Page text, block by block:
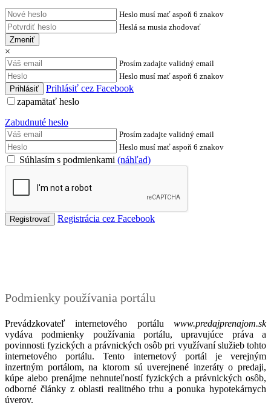
Heslo musí mať aspoň 6 znakov
Heslá sa musia zhodovať
Zmeniť
×
Prosím zadajte validný email
Heslo musí mať aspoň 6 znakov
Prihlásiť cez Facebook
zapamätať heslo
Zabudnuté heslo
Prosím zadajte validný email
Heslo musí mať aspoň 6 znakov
Súhlasím s podmienkami (náhľad)
Registrácia cez Facebook
Podmienky používania portálu
Prevádzkovateľ internetového portálu www.predajprenajom.sk
vydáva podmienky používania portálu, upravujúce práva a
povinnosti fyzických a právnických osôb pri využívaní služieb tohto
internetového portálu. Tento internetový portál je verejným
inzertným portálom, na ktorom sú uverejnené inzeráty o predaji,
kúpe alebo prenájme nehnuteľností fyzických a právnických osôb,
odborné články z oblasti realitného trhu a ponuka hypotekárnych
úverov.